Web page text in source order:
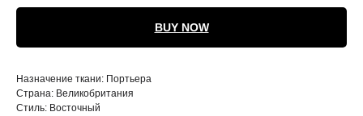
BUY NOW
Назначение ткани: Портьера
Страна: Великобритания
Стиль: Восточный